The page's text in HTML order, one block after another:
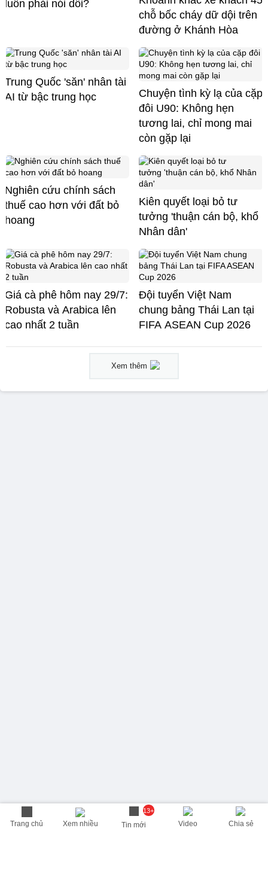
Trang chủ Xem nhiều
13+
Tin mới Video Chia sẻ
luôn phải nói dối?
chỗ bốc cháy dữ dội trên
đường ở Khánh Hòa
Trung Quốc 'săn' nhân tài
AI từ bậc trung học
Chuyện tình kỳ lạ của cặp
đôi U90: Không hẹn
tương lai, chỉ mong mai
còn gặp lại
Nghiên cứu chính sách
thuế cao hơn với đất bỏ
hoang
Kiên quyết loại bỏ tư
tưởng 'thuận cán bộ, khổ
Nhân dân'
Giá cà phê hôm nay 29/7:
Robusta và Arabica lên
cao nhất 2 tuần
Đội tuyển Việt Nam
chung bảng Thái Lan tại
FIFA ASEAN Cup 2026
Xem thêm